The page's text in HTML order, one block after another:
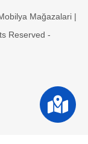
Mağazalari |
Reserved -